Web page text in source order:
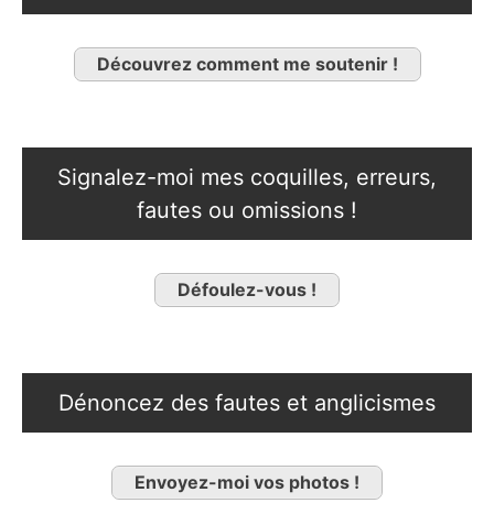
Découvrez comment me soutenir !
Signalez-moi mes coquilles, erreurs,
fautes ou omissions !
Défoulez-vous !
Dénoncez des fautes et anglicismes
Envoyez-moi vos photos !